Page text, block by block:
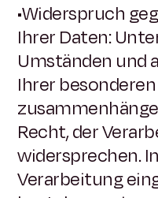
•Widerspruch
Ihrer Daten:
Umständen und
Ihrer
Recht, der
widersprechen.
Verarbeitung